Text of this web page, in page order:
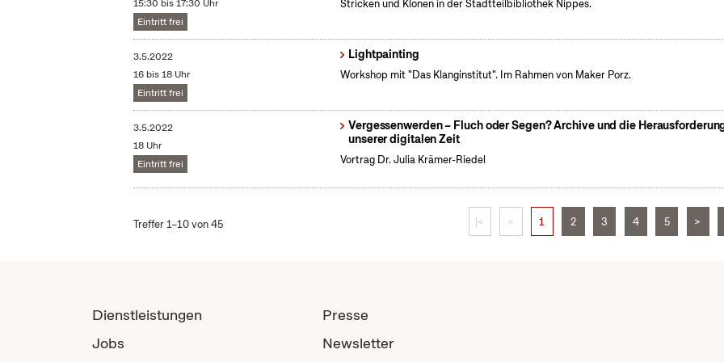
15:30 bis 17:30 Uhr
Eintritt frei
Stricken und Klönen in der Stadtteilbibliothek Nippes.
3.5.2022
16 bis 18 Uhr
Eintritt frei
Lightpainting
Workshop mit "Das Klanginstitut". Im Rahmen von Maker Porz.
3.5.2022
18 Uhr
Eintritt frei
Vergessenwerden – Fluch oder Segen? Archive und die
unserer digitalen Zeit
Vortrag Dr. Julia Krämer-Riedel
Treffer 1–10 von 45 |< < 1 2 3 4 5 >
Dienstleistungen
Jobs
Presse
Newsletter